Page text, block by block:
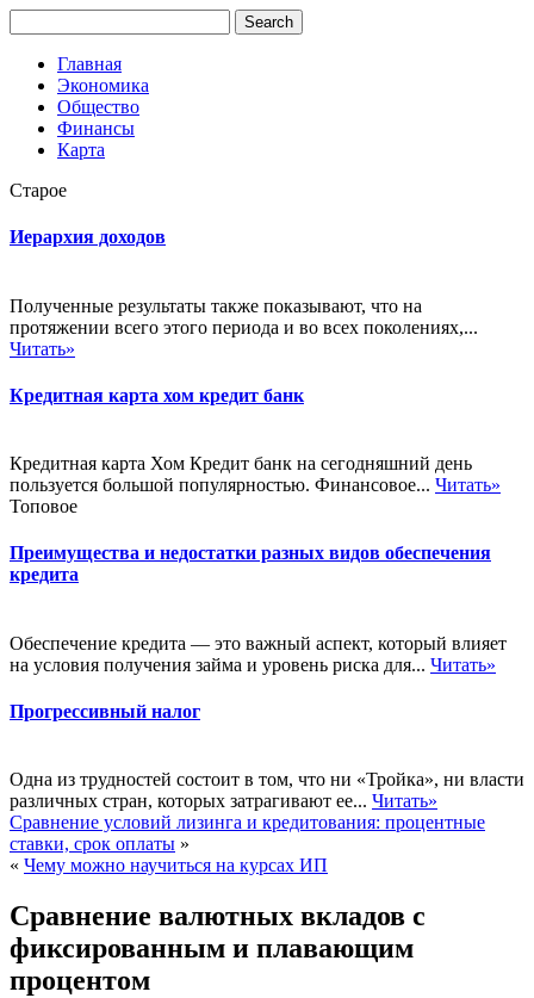
Главная
Экономика
Общество
Финансы
Карта
Старое
Иерархия доходов
Полученные результаты также показывают, что на
протяжении всего этого периода и во всех поколениях,...
Читать»
Кредитная карта хом кредит банк
Кредитная карта Хом Кредит банк на сегодняшний день
пользуется большой популярностью. Финансовое... Читать»
Топовое
Преимущества и недостатки разных видов обеспечения
кредита
Обеспечение кредита — это важный аспект, который влияет
на условия получения займа и уровень риска для... Читать»
Прогрессивный налог
Одна из трудностей состоит в том, что ни «Тройка», ни власти
различных стран, которых затрагивают ее... Читать»
Сравнение условий лизинга и кредитования: процентные
ставки, срок оплаты »
« Чему можно научиться на курсах ИП
Сравнение валютных вкладов с
фиксированным и плавающим
процентом